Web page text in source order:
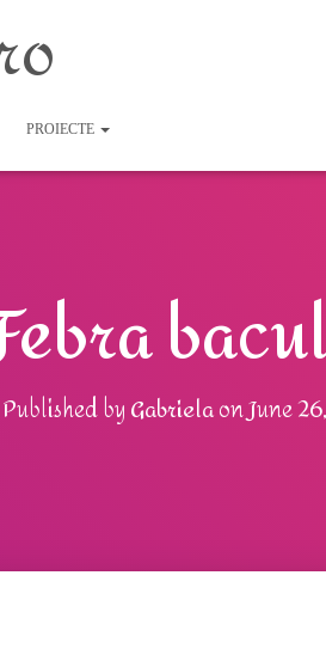
PROIECTE
Published byGabrielaonJune